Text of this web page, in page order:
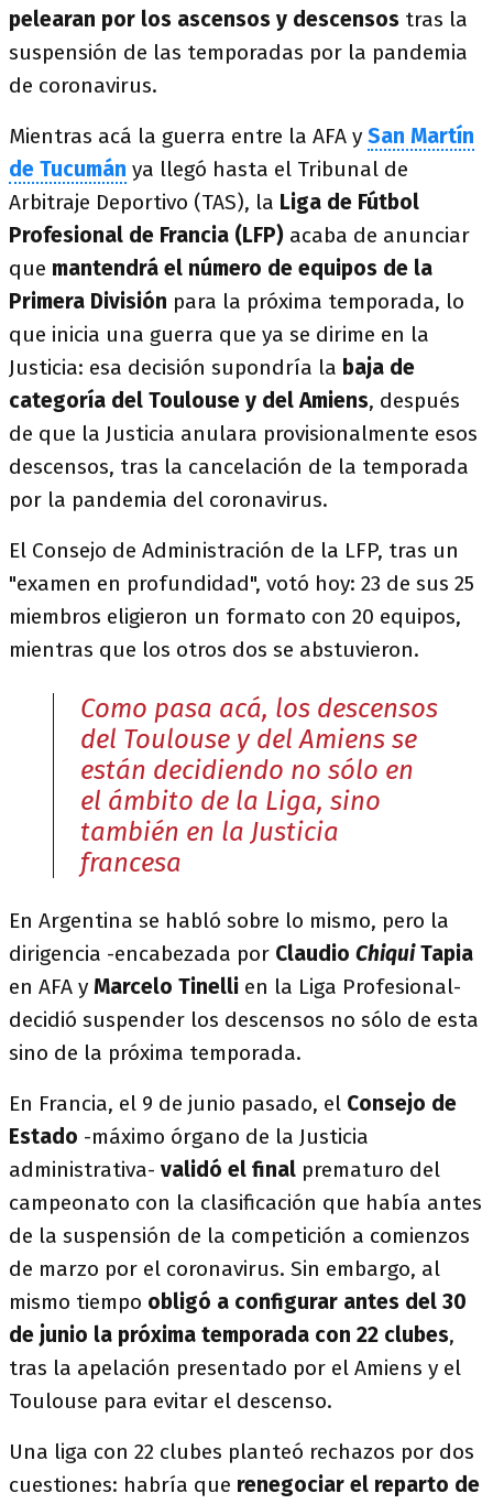
pelearan por los ascensos y descensos tras la
suspensión de las temporadas por la pandemia
de coronavirus.
Mientras acá la guerra entre la AFA y San Martín
de Tucumán ya llegó hasta el Tribunal de
Arbitraje Deportivo (TAS), la Liga de Fútbol
Profesional de Francia (LFP) acaba de anunciar
que mantendrá el número de equipos de la
Primera División para la próxima temporada, lo
que inicia una guerra que ya se dirime en la
Justicia: esa decisión supondría la baja de
categoría del Toulouse y del Amiens, después
de que la Justicia anulara provisionalmente esos
descensos, tras la cancelación de la temporada
por la pandemia del coronavirus.
El Consejo de Administración de la LFP, tras un
"examen en profundidad", votó hoy: 23 de sus 25
miembros eligieron un formato con 20 equipos,
mientras que los otros dos se abstuvieron.
Como pasa acá, los descensos
del Toulouse y del Amiens se
están decidiendo no sólo en
el ámbito de la Liga, sino
también en la Justicia
francesa
En Argentina se habló sobre lo mismo, pero la
dirigencia -encabezada por Claudio ChiquiTapia
en AFA y Marcelo Tinelli en la Liga Profesional-
decidió suspender los descensos no sólo de esta
sino de la próxima temporada.
En Francia, el 9 de junio pasado, el Consejo de
Estado -máximo órgano de la Justicia
administrativa- validó el final prematuro del
campeonato con la clasificación que había antes
de la suspensión de la competición a comienzos
de marzo por el coronavirus. Sin embargo, al
mismo tiempo obligó a configurar antes del 30
de junio la próxima temporada con 22 clubes,
tras la apelación presentado por el Amiens y el
Toulouse para evitar el descenso.
Una liga con 22 clubes planteó rechazos por dos
cuestiones: habría que renegociar el reparto de